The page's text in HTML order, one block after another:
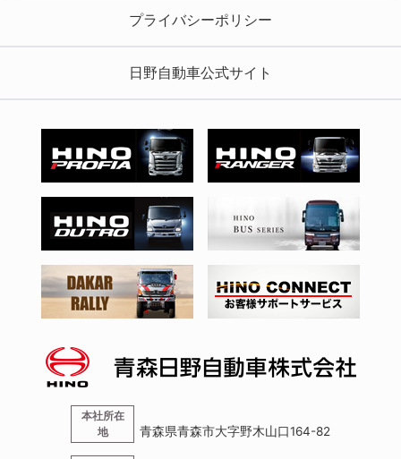
プライバシーポリシー
日野自動車公式サイト
本社所在
地
青森県青森市大字野木山口164-82